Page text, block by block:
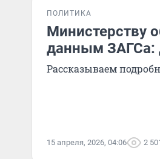
ПОЛИТИКА
Министерству
данным ЗАГСа:
Рассказываем
15 апреля, 2026, 04:06 2